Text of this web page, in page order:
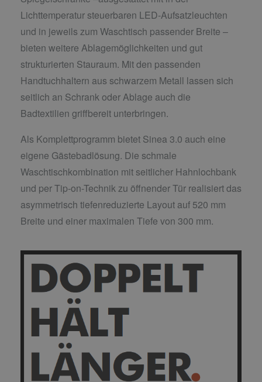
Lichttemperatur steuerbaren LED-Aufsatzleuchten
und in jeweils zum Waschtisch passender Breite –
bieten weitere Ablagemöglichkeiten und gut
strukturierten Stauraum. Mit den passenden
Handtuchhaltern aus schwarzem Metall lassen sich
seitlich an Schrank oder Ablage auch die
Badtextilien griffbereit unterbringen.
Als Komplettprogramm bietet Sinea 3.0 auch eine
eigene Gästebadlösung. Die schmale
Waschtischkombination mit seitlicher Hahnlochbank
und per Tip-on-Technik zu öffnender Tür realisiert das
asymmetrisch tiefenreduzierte Layout auf 520 mm
Breite und einer maximalen Tiefe von 300 mm.